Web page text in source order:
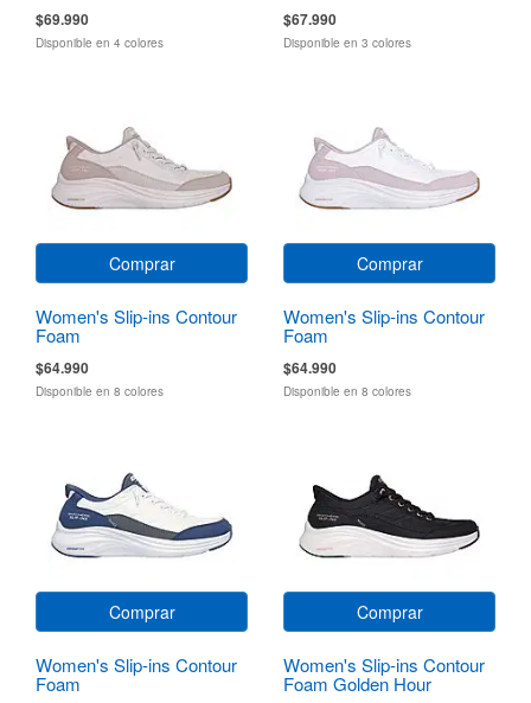
$69.990
Disponible en 4 colores
$67.990
Disponible en 3 colores
Comprar
Women's Slip-ins Contour
Foam
$64.990
Disponible en 8 colores
Comprar
Women's Slip-ins Contour
Foam
$64.990
Disponible en 8 colores
Comprar
Women's Slip-ins Contour
Foam
Comprar
Women's Slip-ins Contour
Foam Golden Hour